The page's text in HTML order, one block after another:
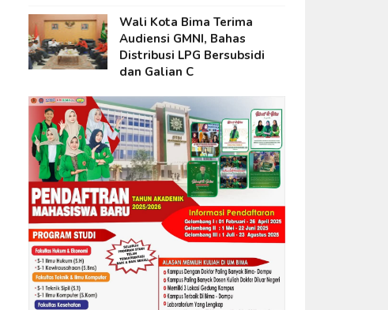
Wali Kota Bima Terima
Audiensi GMNI, Bahas
Distribusi LPG Bersubsidi
dan Galian C